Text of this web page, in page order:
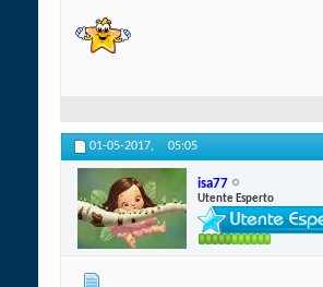
01-05-2017, 05:05
isa77
Utente Esperto